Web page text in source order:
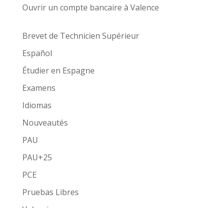
Ouvrir un compte bancaire à Valence
Brevet de Technicien Supérieur
Español
Étudier en Espagne
Examens
Idiomas
Nouveautés
PAU
PAU+25
PCE
Pruebas Libres